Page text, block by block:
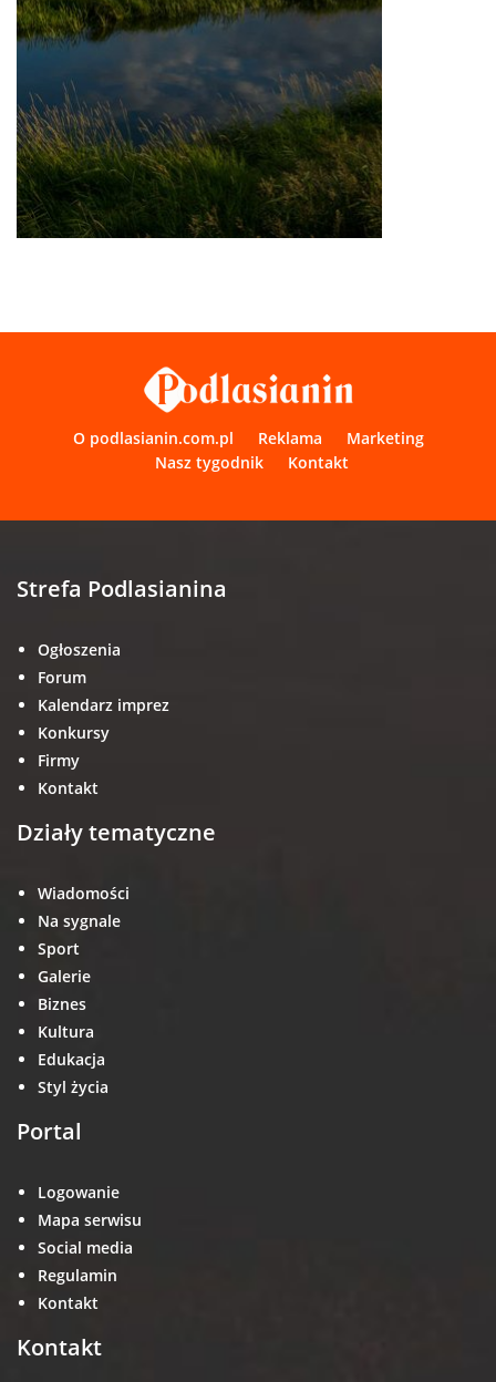
O podlasianin.com.pl Reklama
Marketing
Nasz tygodnik
Kontakt
Strefa Podlasianina
Ogłoszenia
Forum
Kalendarz imprez
Konkursy
Firmy
Kontakt
Działy tematyczne
Wiadomości
Na sygnale
Sport
Galerie
Biznes
Kultura
Edukacja
Styl życia
Portal
Logowanie
Mapa serwisu
Social media
Regulamin
Kontakt
Kontakt